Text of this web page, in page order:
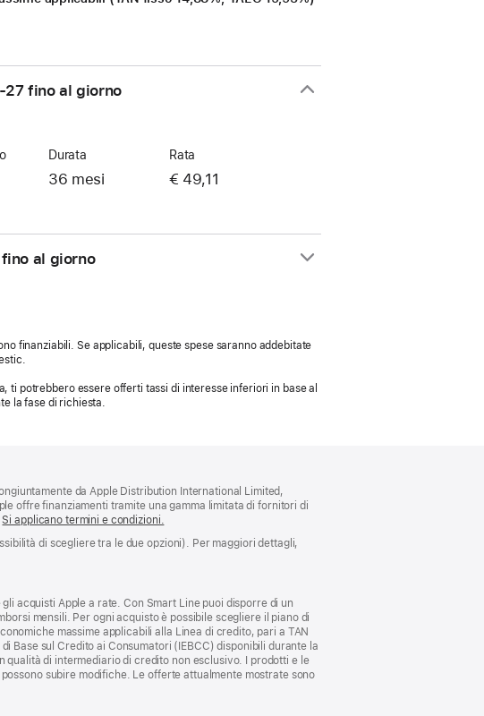
27fino al giorno
Durata
36 mesi
Rata
€ 49,11
al giorno
finanziabili. Se applicabili, queste spese saranno addebitate
ti potrebbero essere offerti tassi di interesse inferiori in base al
la fase di richiesta.
da Apple Distribution International Limited,
offre finanziamenti tramite una gamma limitata di fornitori di
Si applicano termini e condizioni.
di scegliere tra le due opzioni). Per maggiori dettagli,
acquisti Apple a rate. Con Smart Line puoi disporre di un
mensili. Per ogni acquisto è possibile scegliere il piano di
massime applicabili alla Linea di credito, pari a TAN
Base sul Credito ai Consumatori (IEBCC) disponibili durante la
di intermediario di credito non esclusivo. I prodotti e le
subire modifiche. Le offerte attualmente mostrate sono